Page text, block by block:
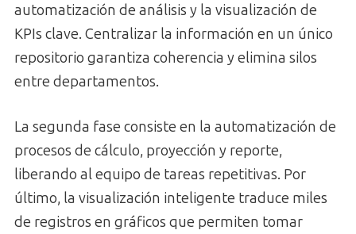
automatización de análisis y la visualización de
KPIs clave. Centralizar la información en un único
repositorio garantiza coherencia y elimina silos
entre departamentos.
La segunda fase consiste en la automatización de
procesos de cálculo, proyección y reporte,
liberando al equipo de tareas repetitivas. Por
último, la visualización inteligente traduce miles
de registros en gráficos que permiten tomar